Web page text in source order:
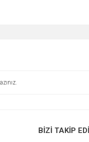
BİZİ TAKİP